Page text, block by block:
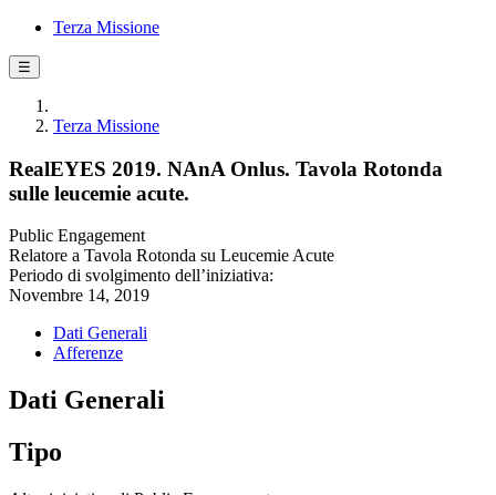
Terza Missione
☰
Terza Missione
RealEYES 2019. NAnA Onlus. Tavola Rotonda
sulle leucemie acute.
Public Engagement
Relatore a Tavola Rotonda su Leucemie Acute
Periodo di svolgimento dell’iniziativa:
Novembre 14, 2019
Dati Generali
Afferenze
Dati Generali
Tipo